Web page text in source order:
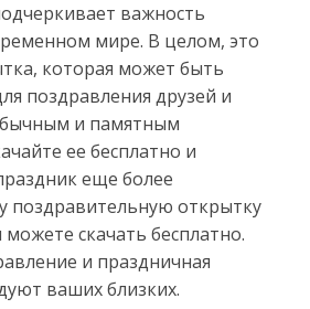
важность
мире. В целом, это
которая может быть
поздравления друзей и
и памятным
ее бесплатно и
еще более
поздравительную открытку
скачать бесплатно.
и праздничная
ваших близких.